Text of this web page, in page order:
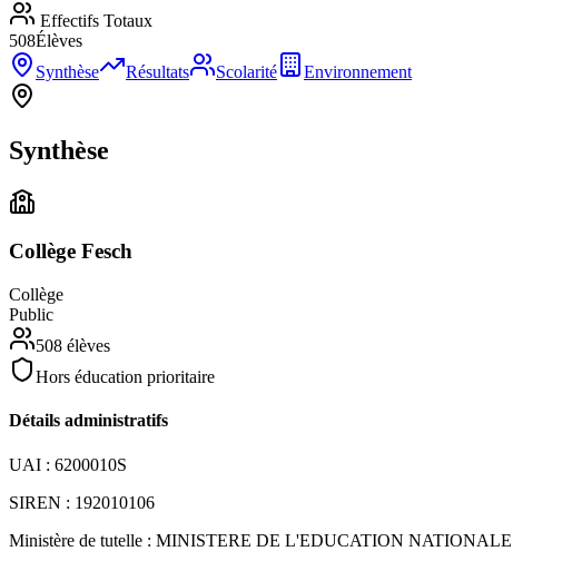
Effectifs Totaux
508Élèves
Synthèse
Résultats Scolarité Environnement
Synthèse
Collège Fesch
Collège
Public
508 élèves
Hors éducation prioritaire
Détails administratifs
UAI : 6200010S
SIREN : 192010106
Ministère de tutelle : MINISTERE DE L'EDUCATION NATIONALE